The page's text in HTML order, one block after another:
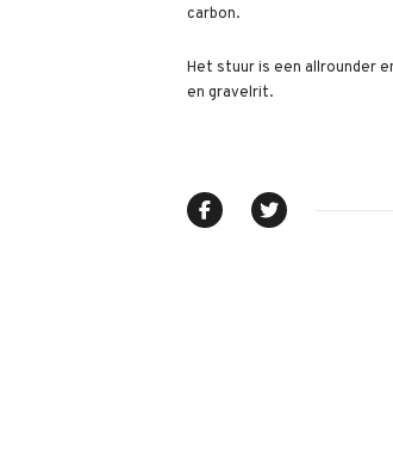
carbon.
Het stuur is een allrounder
en gravelrit.